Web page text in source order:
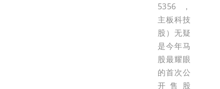
5356，
主板科技
股）无疑
是今年马
股最耀眼
的首次公
开售股